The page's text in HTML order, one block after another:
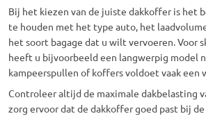
Bij het kiezen van de juiste dakkoffer is het
te houden met het type auto, het
het soort bagage dat u wilt vervoeren. Voor
heeft u bijvoorbeeld een langwerpig model
kampeerspullen of koffers voldoet vaak een
Controleer altijd de maximale dakbelasting
zorg ervoor dat de dakkoffer goed past bij